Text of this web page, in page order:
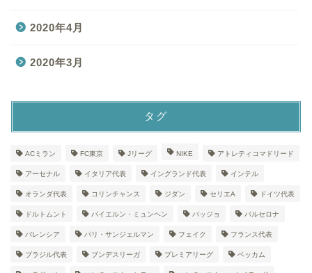
2020年4月
2020年3月
タグ
ACミラン FC東京 Jリーグ NIKE アトレティコマドリード
アーセナル イタリア代表 イングランド代表 インテル
オランダ代表 コリンチャンス ジダン セリエA ドイツ代表
ドルトムント バイエルン・ミュンヘン バッジョ バルセロナ
バレンシア パリ・サンジェルマン フェイク フランス代表
ブラジル代表 ブンデスリーガ プレミアリーグ ベッカム